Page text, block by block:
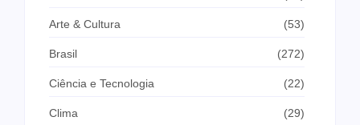
Arte & Cultura (53)
Brasil (272)
Ciência e Tecnologia (22)
Clima (29)